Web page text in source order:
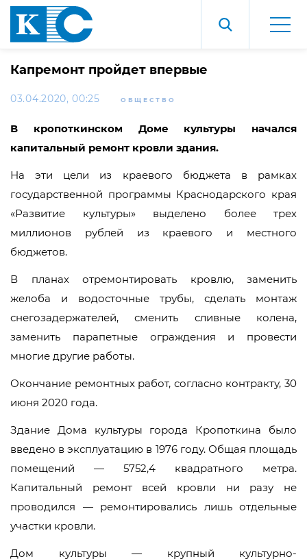
Капремонт пройдет впервые
03.04.2020, 00:25 ОБЩЕСТВО
В кропоткинском Доме культуры начался
капитальный ремонт кровли здания.
На эти цели из краевого бюджета в рамках
государственной программы Краснодарского края
«Развитие культуры» выделено более трех
миллионов рублей из краевого и местного
бюджетов.
В планах отремонтировать кровлю, заменить
желоба и водосточные трубы, сделать монтаж
снегозадержателей, сменить сливные колена,
заменить парапетные ограждения и провести
многие другие работы.
Окончание ремонтных работ, согласно контракту, 30
июня 2020 года.
Здание Дома культуры города Кропоткина было
введено в эксплуатацию в 1976 году. Общая площадь
помещений — 5752,4 квадратного метра.
Капитальный ремонт всей кровли ни разу не
проводился — ремонтировались лишь отдельные
участки кровли.
Дом культуры — крупный культурно-